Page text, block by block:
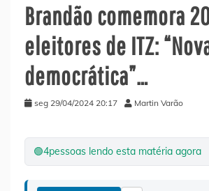
Brandão comemora
eleitores de ITZ:
democrática”…
seg 29/04/2024 20:17 Martin Varão
🟢4pessoas lendo esta matéria agora